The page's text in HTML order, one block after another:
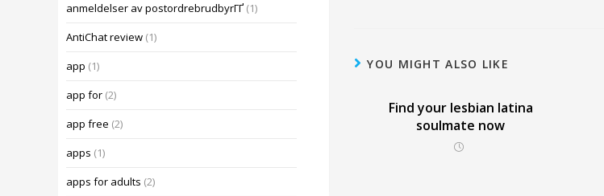
YOU MIGHT ALSO LIKE
Find your lesbian latina
soulmate now
anmeldelser av postordrebrudbyrГҐ (1)
AntiChat review (1)
app (1)
app for (2)
app free (2)
apps (1)
apps for adults (2)